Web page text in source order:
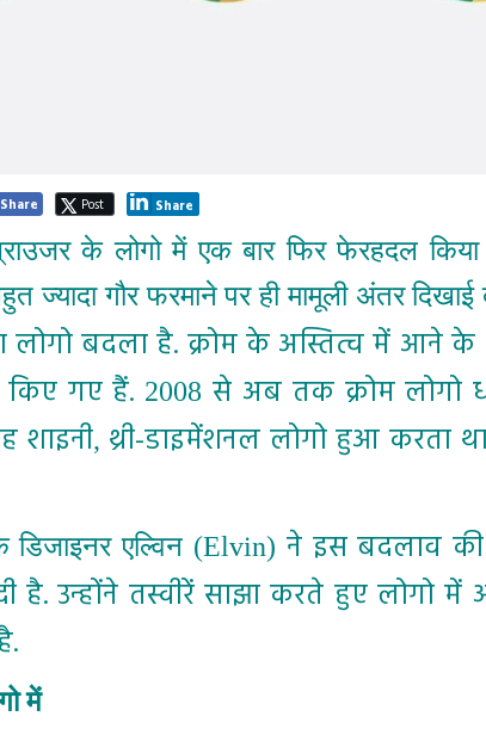
Share Post Share
के लोगो में एक बार फिर फेरहदल
ज्यादा गौर फरमाने पर ही मामूली अंतर दिखाई
लोगो बदला है. क्रोम के अस्तित्व में आने के
गए हैं. 2008 से अब तक क्रोम लोगो
, थ्री-डाइमेंशनल लोगो हुआ करता
एल्विन (Elvin) ने इस बदलाव की
है. उन्होंने तस्वीरें साझा करते हुए
में